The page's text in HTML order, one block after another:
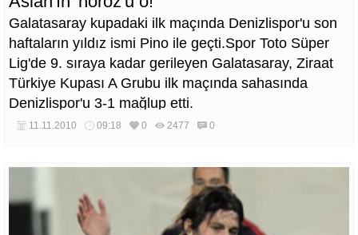
Galatasaray kupadaki ilk maçında Denizlispor'u son
haftaların yıldız ismi Pino ile geçti.Spor Toto Süper
Lig'de 9. sıraya kadar gerileyen Galatasaray, Ziraat
Türkiye Kupası A Grubu ilk maçında sahasında
Denizlispor'u 3-1 mağlup etti.
11.11.2010 09:18 0 2477 0